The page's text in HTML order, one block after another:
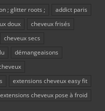
; glitter roots ;
addict paris
doux
cheveux frisés
cheveux secs
démangeaisons
extensions cheveux easy fit
extensions cheveux pose à froid